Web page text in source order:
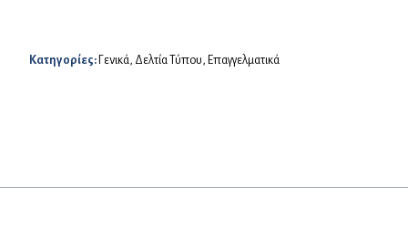
Κατηγορίες: Γενικά, Δελτία Τύπου, Επαγγελματικά